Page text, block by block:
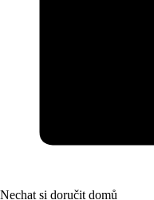
Nechat si doručit domů